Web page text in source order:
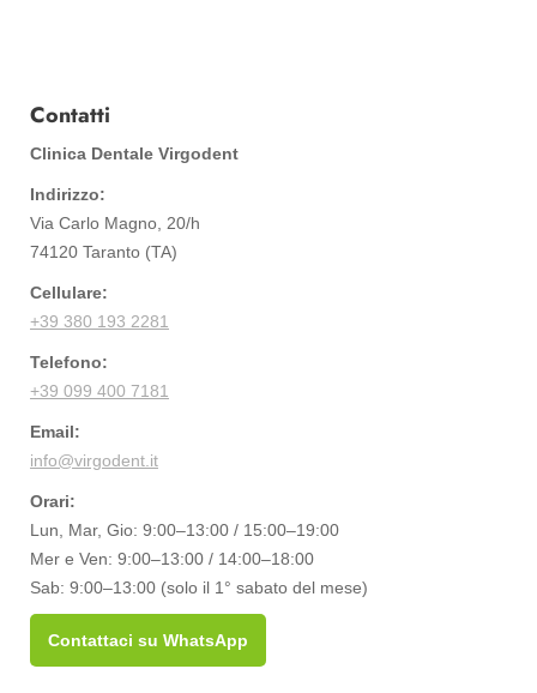
Contatti
Clinica Dentale Virgodent
Indirizzo:
Via Carlo Magno, 20/h
74120 Taranto (TA)
Cellulare:
+39 380 193 2281
Telefono:
+39 099 400 7181
Email:
info@virgodent.it
Orari:
Lun, Mar, Gio: 9:00–13:00 / 15:00–19:00
Mer e Ven: 9:00–13:00 / 14:00–18:00
Sab: 9:00–13:00 (solo il 1° sabato del mese)
Contattaci su WhatsApp